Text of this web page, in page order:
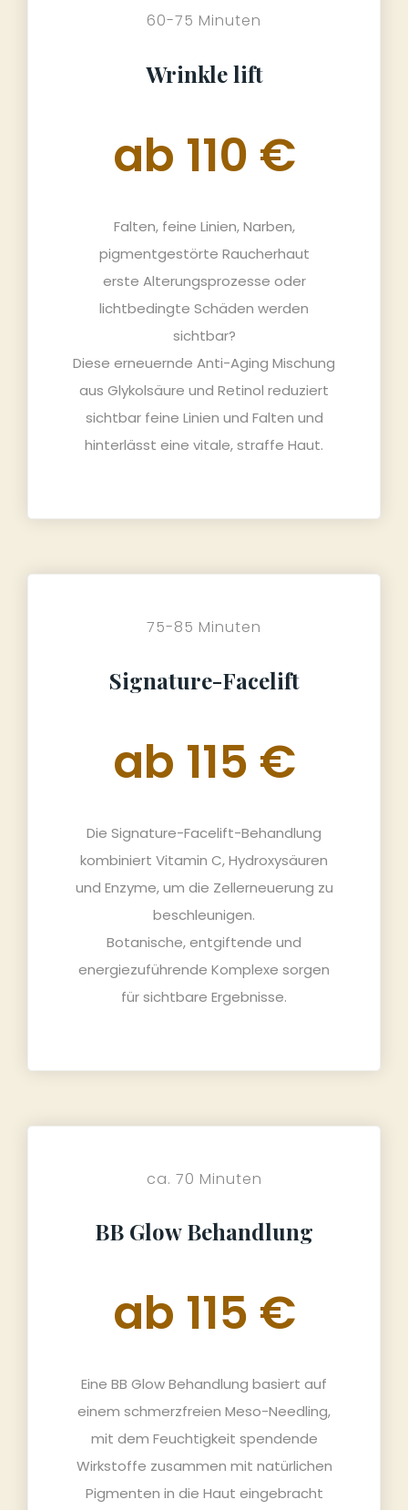
60-75 Minuten
Wrinkle lift
ab 110 €
Falten, feine Linien, Narben,
pigmentgestörte Raucherhaut
erste Alterungsprozesse oder
lichtbedingte Schäden werden
sichtbar?
Diese erneuernde Anti-Aging Mischung
aus Glykolsäure und Retinol reduziert
sichtbar feine Linien und Falten und
hinterlässt eine vitale, straffe Haut.
75-85 Minuten
Signature-Facelift
ab 115 €
Die Signature-Facelift-Behandlung
kombiniert Vitamin C, Hydroxysäuren
und Enzyme, um die Zellerneuerung zu
beschleunigen.
Botanische, entgiftende und
energiezuführende Komplexe sorgen
für sichtbare Ergebnisse.
ca. 70 Minuten
BB Glow Behandlung
ab 115 €
Eine BB Glow Behandlung basiert auf
einem schmerzfreien Meso-Needling,
mit dem Feuchtigkeit spendende
Wirkstoffe zusammen mit natürlichen
Pigmenten in die Haut eingebracht